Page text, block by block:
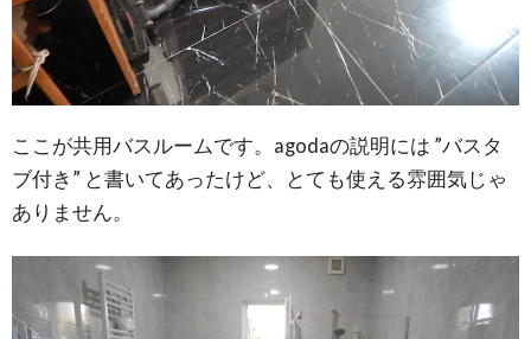
ここが共用バスルームです。agodaの説明には ”バスタ
ブ付き” と書いてあったけど、とても使える雰囲気じゃ
ありません。